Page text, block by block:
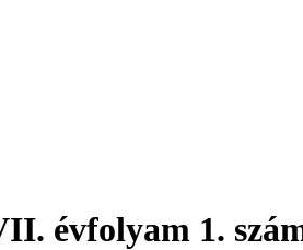
évfolyam 1.